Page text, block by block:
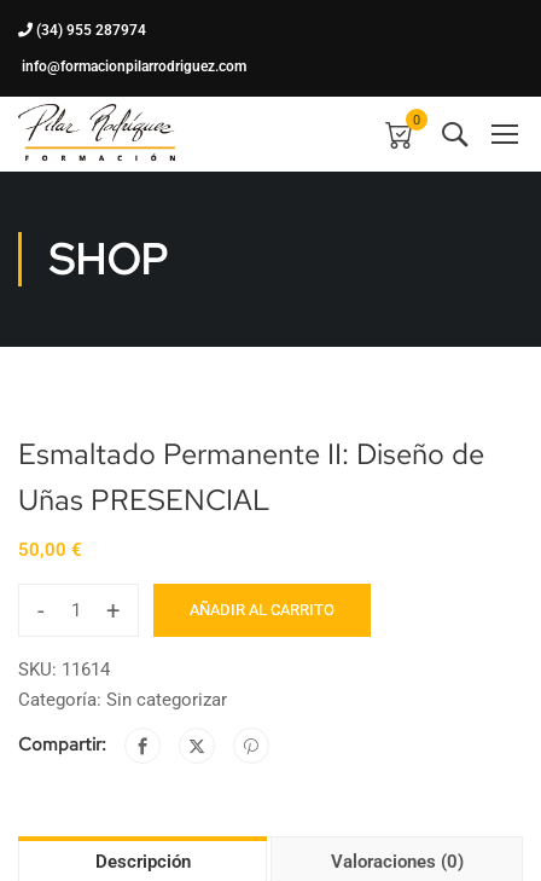
(34) 955 287974
info@formacionpilarrodriguez.com
0
SHOP
Esmaltado Permanente II: Diseño de
Uñas PRESENCIAL
50,00 €
- + AÑADIR AL CARRITO
SKU: 11614
Categoría: Sin categorizar
Compartir:
Descripción Valoraciones (0)